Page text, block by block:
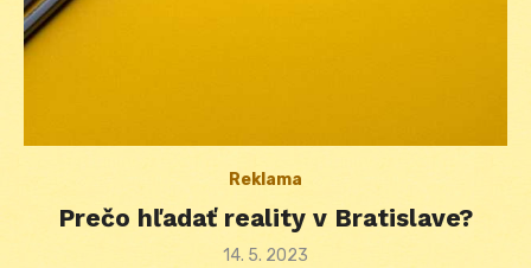
Reklama
Prečo hľadať reality v Bratislave?
Posted
14. 5. 2023